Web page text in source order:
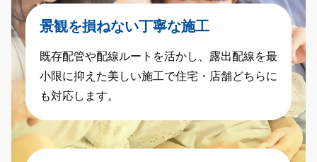
景観を損ねない丁寧な施工
既存配管や配線ルートを活かし、露出配線を最
小限に抑えた美しい施工で住宅・店舗どちらに
も対応します。